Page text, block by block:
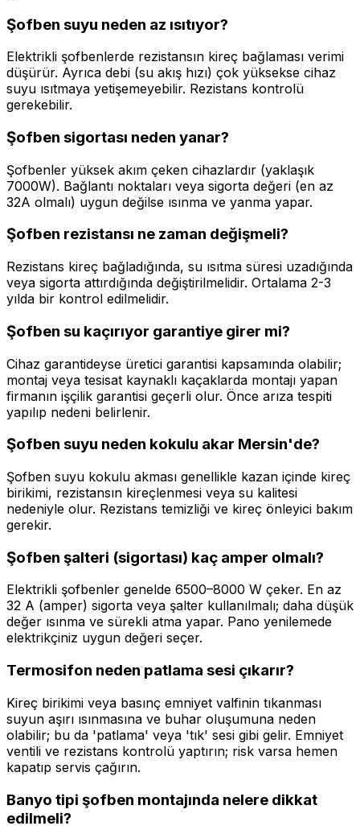
Şofben suyu neden az ısıtıyor?
Elektrikli şofbenlerde rezistansın kireç bağlaması verimi
düşürür. Ayrıca debi (su akış hızı) çok yüksekse cihaz
suyu ısıtmaya yetişemeyebilir. Rezistans kontrolü
gerekebilir.
Şofben sigortası neden yanar?
Şofbenler yüksek akım çeken cihazlardır (yaklaşık
7000W). Bağlantı noktaları veya sigorta değeri (en az
32A olmalı) uygun değilse ısınma ve yanma yapar.
Şofben rezistansı ne zaman değişmeli?
Rezistans kireç bağladığında, su ısıtma süresi uzadığında
veya sigorta attırdığında değiştirilmelidir. Ortalama 2-3
yılda bir kontrol edilmelidir.
Şofben su kaçırıyor garantiye girer mi?
Cihaz garantideyse üretici garantisi kapsamında olabilir;
montaj veya tesisat kaynaklı kaçaklarda montajı yapan
firmanın işçilik garantisi geçerli olur. Önce arıza tespiti
yapılıp nedeni belirlenir.
Şofben suyu neden kokulu akar Mersin'de?
Şofben suyu kokulu akması genellikle kazan içinde kireç
birikimi, rezistansın kireçlenmesi veya su kalitesi
nedeniyle olur. Rezistans temizliği ve kireç önleyici bakım
gerekir.
Şofben şalteri (sigortası) kaç amper olmalı?
Elektrikli şofbenler genelde 6500–8000 W çeker. En az
32 A (amper) sigorta veya şalter kullanılmalı; daha düşük
değer ısınma ve sürekli atma yapar. Pano yenilemede
elektrikçiniz uygun değeri seçer.
Termosifon neden patlama sesi çıkarır?
Kireç birikimi veya basınç emniyet valfinin tıkanması
suyun aşırı ısınmasına ve buhar oluşumuna neden
olabilir; bu da 'patlama' veya 'tık' sesi gibi gelir. Emniyet
ventili ve rezistans kontrolü yaptırın; risk varsa hemen
kapatıp servis çağırın.
Banyo tipi şofben montajında nelere dikkat
edilmeli?